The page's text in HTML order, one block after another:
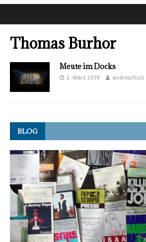
Thomas Burhor
Meute im Docks
2. März 2019 andreschulz
BLOG